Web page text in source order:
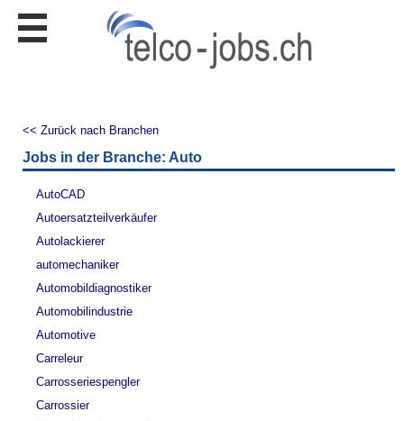
Stellen
Personalberatungen
Personalberatungen
WERBUNG
publizieren
App's
finden
gratis
<< Zurück nach Branchen
Jobs in der Branche: Auto
AutoCAD
Autoersatzteilverkäufer
Autolackierer
automechaniker
Automobildiagnostiker
Automobilindustrie
Automotive
Carreleur
Carrosseriespengler
Carrossier